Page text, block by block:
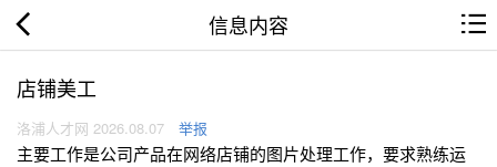
信息内容
店铺美工
洛浦人才网 2026.08.07 举报
主要工作是公司产品在网络店铺的图片处理工作，要求熟练运